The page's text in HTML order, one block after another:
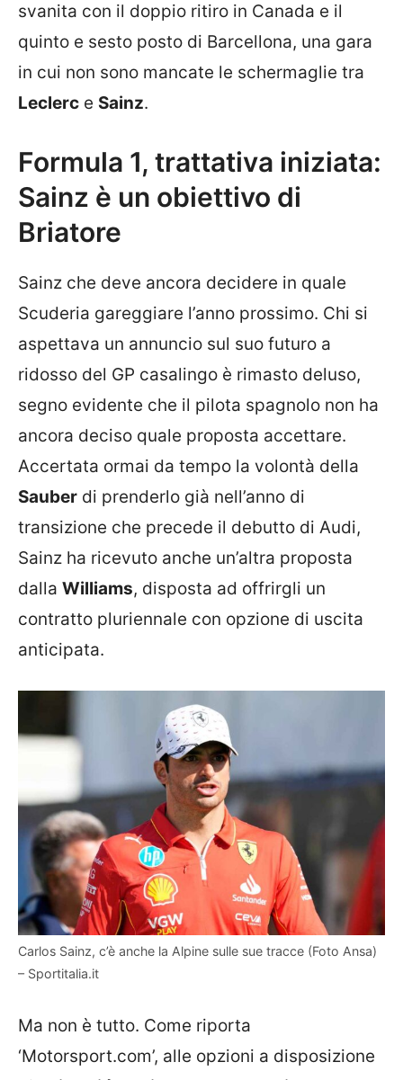
svanita con il doppio ritiro in Canada e il
quinto e sesto posto di Barcellona, una gara
in cui non sono mancate le schermaglie tra
Leclerc e Sainz.
Formula 1, trattativa iniziata:
Sainz è un obiettivo di
Briatore
Sainz che deve ancora decidere in quale
Scuderia gareggiare l’anno prossimo. Chi si
aspettava un annuncio sul suo futuro a
ridosso del GP casalingo è rimasto deluso,
segno evidente che il pilota spagnolo non ha
ancora deciso quale proposta accettare.
Accertata ormai da tempo la volontà della
Sauber di prenderlo già nell’anno di
transizione che precede il debutto di Audi,
Sainz ha ricevuto anche un’altra proposta
dalla Williams, disposta ad offrirgli un
contratto pluriennale con opzione di uscita
anticipata.
Carlos Sainz, c’è anche la Alpine sulle sue tracce (Foto Ansa)
– Sportitalia.it
Ma non è tutto. Come riporta
‘Motorsport.com’, alle opzioni a disposizione